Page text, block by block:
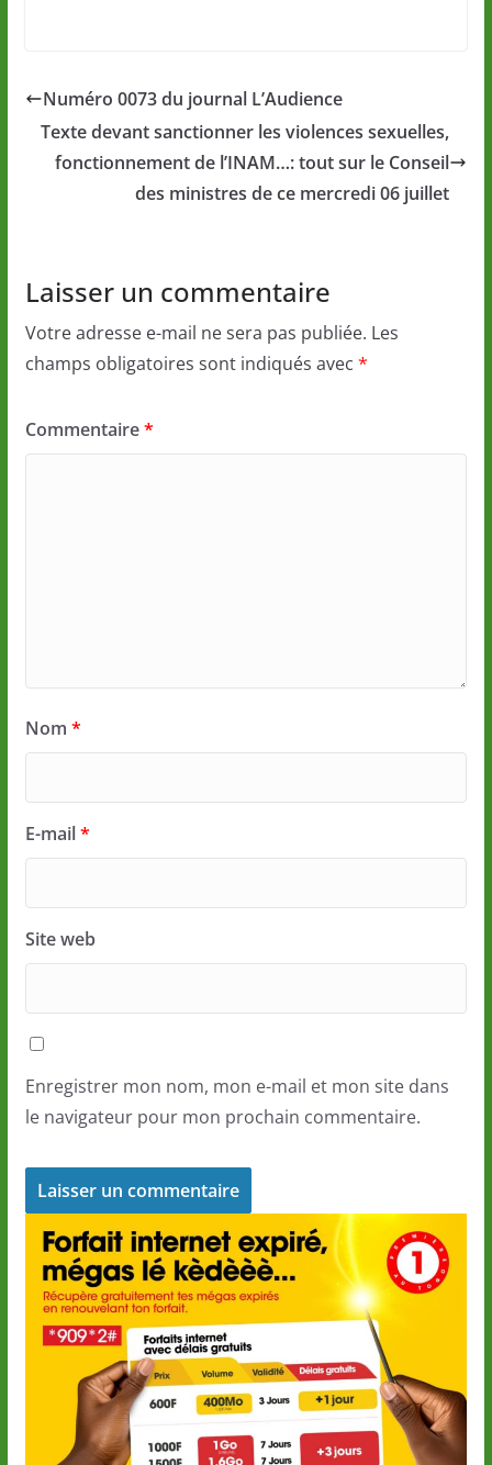
Numéro 0073 du journal L’Audience
Texte devant sanctionner les violences sexuelles,
fonctionnement de l’INAM…: tout sur le Conseil
des ministres de ce mercredi 06 juillet
Laisser un commentaire
Votre adresse e-mail ne sera pas publiée. Les
champs obligatoires sont indiqués avec *
Commentaire*
Nom *
E-mail*
Site web
Enregistrer mon nom, mon e-mail et mon site dans
le navigateur pour mon prochain commentaire.